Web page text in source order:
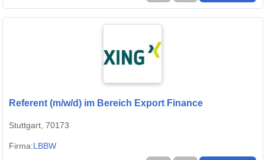
Referent (m/w/d) im Bereich Export Finance
Stuttgart, 70173
Firma:LBBW